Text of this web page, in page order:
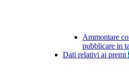
Ammontare
pubblicare in
Dati relativi ai premi